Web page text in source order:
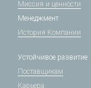
Миссия и ценности
Менеджмент
История Компании
Устойчивое развитие
Поставщикам
Карьера